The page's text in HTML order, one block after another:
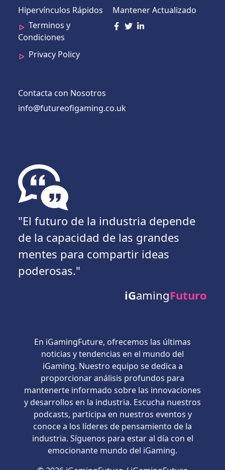
Hipervínculos Rápidos
Terminos y
Condiciones
Privacy Policy
Mantener Actualizado
Contacta con Nosotros
info@futureofigaming.co.uk
"El futuro de la industria depende
de la capacidad de las grandes
mentes para compartir ideas
poderosas."
iGamingFuturo
En iGamingFuture, ofrecemos las últimas
noticias y tendencias en el mundo del
iGaming. Nuestro equipo se dedica a
proporcionar análisis profundos para
mantenerte informado sobre las innovaciones
y desarrollos en la industria. Escucha nuestros
podcasts, participa en nuestros eventos y
conoce a los líderes de pensamiento de la
industria. Síguenos para estar al día con el
emocionante mundo del iGaming.